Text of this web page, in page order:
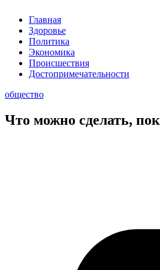
Главная
Здоровье
Политика
Экономика
Происшествия
Достопримечательности
общество
Что можно сделать,